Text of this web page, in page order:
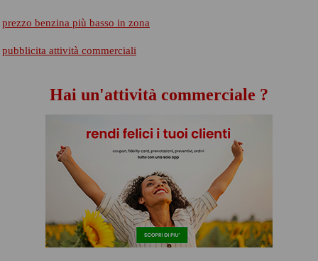
prezzo benzina più basso in zona
pubblicita attività commerciali
Hai un'attività commerciale ?